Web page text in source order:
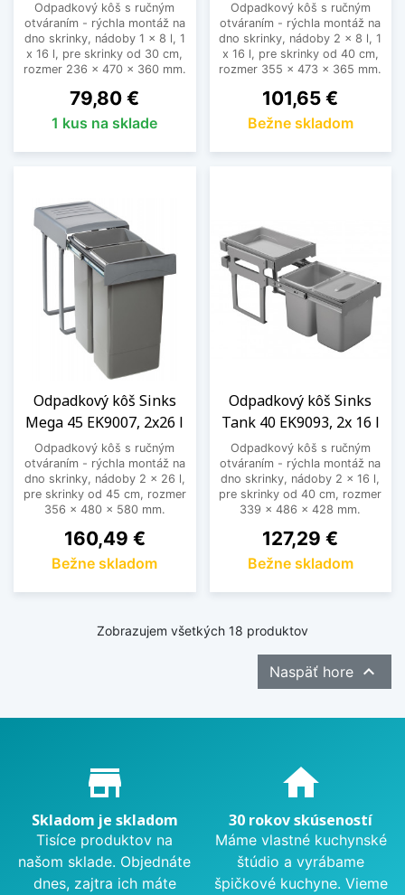
Odpadkový kôš s ručným
otváraním - rýchla montáž na
dno skrinky, nádoby 1 x 8 l, 1
x 16 l, pre skrinky od 30 cm,
rozmer 236 x 470 x 360 mm.
Cena
79,80 €
1 kus na sklade
Odpadkový kôš s ručným
otváraním - rýchla montáž na
dno skrinky, nádoby 2 x 8 l, 1
x 16 l, pre skrinky od 40 cm,
rozmer 355 x 473 x 365 mm.
Cena
101,65 €
Bežne skladom
Odpadkový kôš Sinks
Mega 45 EK9007, 2x26 l
Odpadkový kôš s ručným
otváraním - rýchla montáž na
dno skrinky, nádoby 2 x 26 l,
pre skrinky od 45 cm, rozmer
356 x 480 x 580 mm.
Cena
160,49 €
Bežne skladom
Odpadkový kôš Sinks
Tank 40 EK9093, 2x 16 l
Odpadkový kôš s ručným
otváraním - rýchla montáž na
dno skrinky, nádoby 2 x 16 l,
pre skrinky od 40 cm, rozmer
339 x 486 x 428 mm.
Cena
127,29 €
Bežne skladom
Zobrazujem všetkých 18 produktov
Naspäť hore 
Proč nakupovat u nás?
store_mall_directory
Skladom je skladom
Tisíce produktov na
našom sklade. Objednáte
dnes, zajtra ich máte
home
30 rokov skúseností
Máme vlastné kuchynské
štúdio a vyrábame
špičkové kuchyne. Vieme